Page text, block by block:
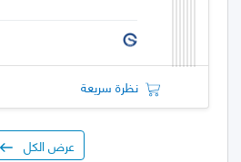
نظرة سريعة
عرض الكل